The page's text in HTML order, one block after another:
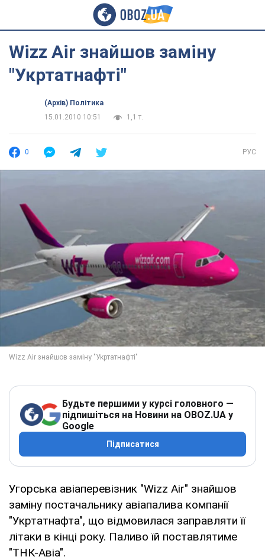
Wizz Air знайшов заміну
"Укртатнафті"
(Архів) Політика
15.01.2010 10:51
1,1 т.
0 РУС
Будьте першими у курсі головного —
підпишіться на Новини на OBOZ.UA у
Google
Підписатися
Угорська авіаперевізник "Wizz Air" знайшов
заміну постачальнику авіапалива компанії
"Укртатнафта", що відмовилася заправляти її
літаки в кінці року. Паливо їй поставлятиме
"ТНК-Авіа".